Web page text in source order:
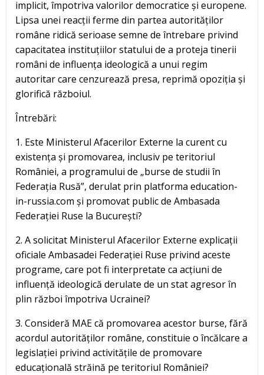
implicit, împotriva valorilor democratice și europene.
Lipsa unei reacții ferme din partea autorităților
române ridică serioase semne de întrebare privind
capacitatea instituțiilor statului de a proteja tinerii
români de influența ideologică a unui regim
autoritar care cenzurează presa, reprimă opoziția și
glorifică războiul.
Întrebări:
1. Este Ministerul Afacerilor Externe la curent cu
existența și promovarea, inclusiv pe teritoriul
României, a programului de „burse de studii în
Federația Rusă”, derulat prin platforma education-
in-russia.com și promovat public de Ambasada
Federației Ruse la București?
2. A solicitat Ministerul Afacerilor Externe explicații
oficiale Ambasadei Federației Ruse privind aceste
programe, care pot fi interpretate ca acțiuni de
influență ideologică derulate de un stat agresor în
plin război împotriva Ucrainei?
3. Consideră MAE că promovarea acestor burse, fără
acordul autorităților române, constituie o încălcare a
legislației privind activitățile de promovare
educațională străină pe teritoriul României?